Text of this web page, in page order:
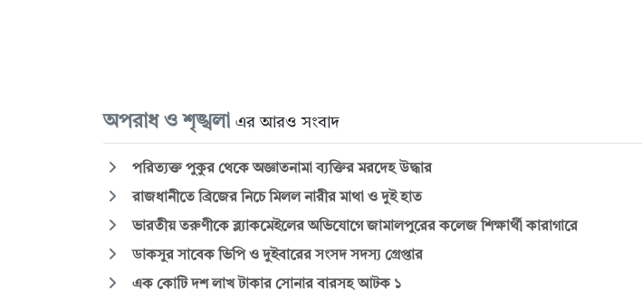
অপরাধ ও শৃঙ্খলা এর আরও সংবাদ
পরিত্যক্ত পুকুর থেকে অজ্ঞাতনামা ব্যক্তির মরদেহ উদ্ধার
রাজধানীতে ব্রিজের নিচে মিলল নারীর মাথা ও দুই হাত
ভারতীয় তরুণীকে ব্ল্যাকমেইলের অভিযোগে জামালপুরের কলেজ শিক্ষার্থী কারাগারে
ডাকসুর সাবেক ভিপি ও দুইবারের সংসদ সদস্য গ্রেপ্তার
এক কোটি দশ লাখ টাকার সোনার বারসহ আটক ১